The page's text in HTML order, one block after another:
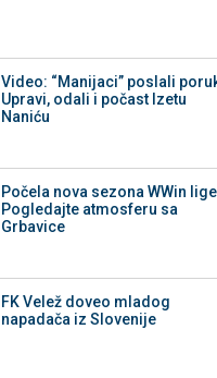
Video: “Manijaci” poslali
Upravi, odali i počast Izetu
Naniću
Počela nova sezona WWin
Pogledajte atmosferu sa
Grbavice
FK Velež doveo mladog
napadača iz Slovenije